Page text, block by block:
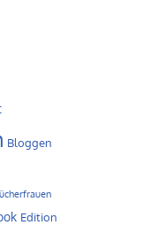
Bloggen
Edition